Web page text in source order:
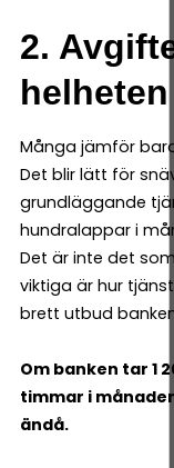
2.
Många jämför
Det blir lätt för
grundläggande
hundralappar i
Det är inte det
viktiga är hur
brett utbud
Om banken tar 1
timmar i
ändå.